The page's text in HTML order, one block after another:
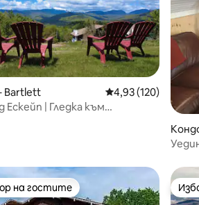
Bartlett Средна оценка:
4,93 (120)
Ескейп | Гледка към
избор на гостите
на гостите